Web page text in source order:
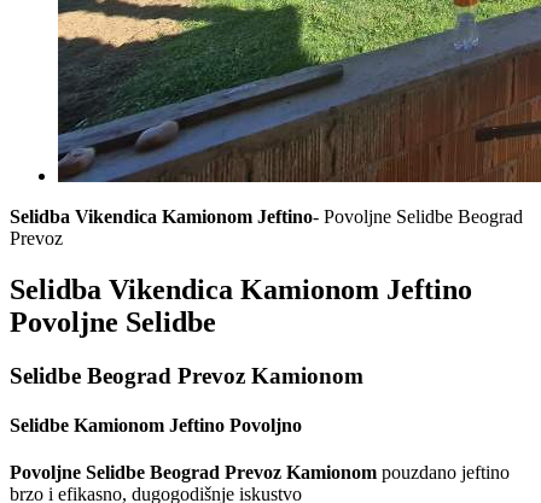
Selidba Vikendica Kamionom Jeftino- Povoljne Selidbe Beograd
Prevoz
Selidba Vikendica Kamionom Jeftino
Povoljne Selidbe
Selidbe Beograd Prevoz Kamionom
Selidbe Kamionom Jeftino Povoljno
Povoljne Selidbe Beograd Prevoz Kamionom pouzdano jeftino
brzo i efikasno, dugogodišnje iskustvo